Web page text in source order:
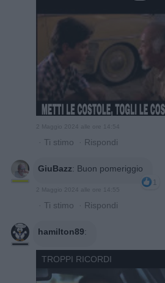
2 Maggio 2024 alle ore 14:54
· Ti stimo · Rispondi
GiuBazz: Buon pomeriggio
1
· Ti stimo · Rispondi
hamilton89:
TROPPI RICORDI